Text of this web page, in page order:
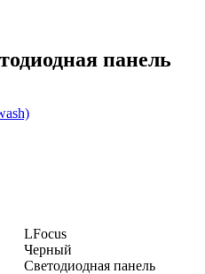
панель
LFocus
Черный
Светодиодная панель